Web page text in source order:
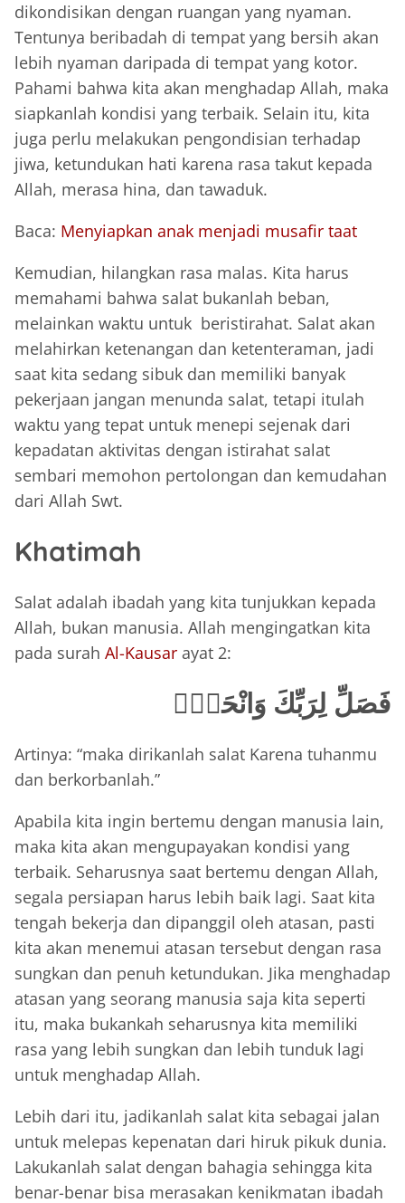
dikondisikan dengan ruangan yang nyaman.
Tentunya beribadah di tempat yang bersih akan
lebih nyaman daripada di tempat yang kotor.
Pahami bahwa kita akan menghadap Allah, maka
siapkanlah kondisi yang terbaik. Selain itu, kita
juga perlu melakukan pengondisian terhadap
jiwa, ketundukan hati karena rasa takut kepada
Allah, merasa hina, dan tawaduk.
Baca: Menyiapkan anak menjadi musafir taat
Kemudian, hilangkan rasa malas. Kita harus
memahami bahwa salat bukanlah beban,
melainkan waktu untuk beristirahat. Salat akan
melahirkan ketenangan dan ketenteraman, jadi
saat kita sedang sibuk dan memiliki banyak
pekerjaan jangan menunda salat, tetapi itulah
waktu yang tepat untuk menepi sejenak dari
kepadatan aktivitas dengan istirahat salat
sembari memohon pertolongan dan kemudahan
dari Allah Swt.
Khatimah
Salat adalah ibadah yang kita tunjukkan kepada
Allah, bukan manusia. Allah mengingatkan kita
pada surah Al-Kausar ayat 2:
فَصَلِّ لِرَبِّكَ وَانْحَرْۗ
Artinya: “maka dirikanlah salat Karena tuhanmu
dan berkorbanlah.”
Apabila kita ingin bertemu dengan manusia lain,
maka kita akan mengupayakan kondisi yang
terbaik. Seharusnya saat bertemu dengan Allah,
segala persiapan harus lebih baik lagi. Saat kita
tengah bekerja dan dipanggil oleh atasan, pasti
kita akan menemui atasan tersebut dengan rasa
sungkan dan penuh ketundukan. Jika menghadap
atasan yang seorang manusia saja kita seperti
itu, maka bukankah seharusnya kita memiliki
rasa yang lebih sungkan dan lebih tunduk lagi
untuk menghadap Allah.
Lebih dari itu, jadikanlah salat kita sebagai jalan
untuk melepas kepenatan dari hiruk pikuk dunia.
Lakukanlah salat dengan bahagia sehingga kita
benar-benar bisa merasakan kenikmatan ibadah